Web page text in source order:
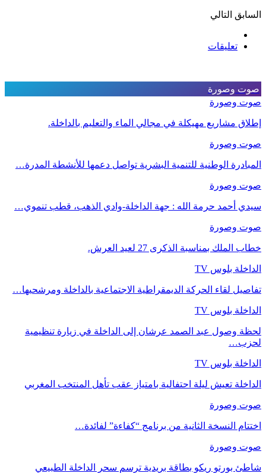
السابق التالي
تعليقات
صوت وصورة
صوت وصورة
إطلاق مشاريع مهيكلة في مجالي الماء والتعليم بالداخلة.
صوت وصورة
المبادرة الوطنية للتنمية البشرية تواصل دعمها للأنشطة المدرة…
صوت وصورة
سيدي أحمد حرمة الله : جهة الداخلة-وادي الذهب، قطب تنموي…
صوت وصورة
خطاب الملك بمناسبة الذكرى 27 لعيد العرش.
الداخلة بلوس TV
تفاصيل لقاء الحركة الديمقراطية الاجتماعية بالداخلة ومرشحيها…
الداخلة بلوس TV
لحظة وصول عبد الصمد عرشان إلى الداخلة في زيارة تنظيمية
لحزب…
الداخلة بلوس TV
الداخلة تعيش ليلة احتفالية بامتياز عقب تأهل المنتخب المغربي
صوت وصورة
اختتام النسخة الثانية من برنامج “كفاءة” لفائدة…
صوت وصورة
شاطئ بورتو ريكو بطاقة بريدية ترسم سحر الداخلة الطبيعي